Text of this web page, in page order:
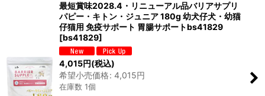
最短賞味2028.4・リニューアル品バリアサプリ
パピー・キトン・ジュニア 180g 幼犬仔犬・幼猫
仔猫用 免疫サポート 胃腸サポートbs41829
[bs41829]
4,015円(税込)
希望小売価格: 4,015円
在庫数 1個